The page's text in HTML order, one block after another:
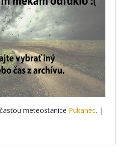
meteostanice Pukanec. |